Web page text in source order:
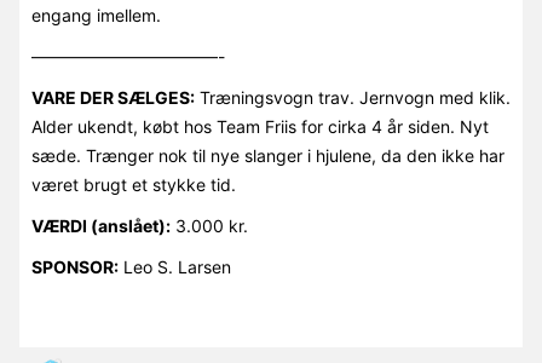
engang imellem.
———————————-
VARE DER SÆLGES:Træningsvogn trav. Jernvogn med klik.
Alder ukendt, købt hos Team Friis for cirka 4 år siden. Nyt
sæde. Trænger nok til nye slanger i hjulene, da den ikke har
været brugt et stykke tid.
VÆRDI (anslået):3.000 kr.
SPONSOR:Leo S. Larsen